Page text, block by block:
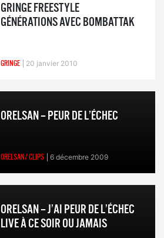
GRINGE FREESTYLE
GÉNÉRATIONS AVEC BOMBATTAK
GRINGE 20 janvier 2010
ORELSAN – PEUR DE L’ÉCHEC
ORELSAN/ CLIPS 6 décembre 2009
ORELSAN – J’AI PEUR DE L’ÉCHEC
LIVE À CE SOIR OU JAMAIS